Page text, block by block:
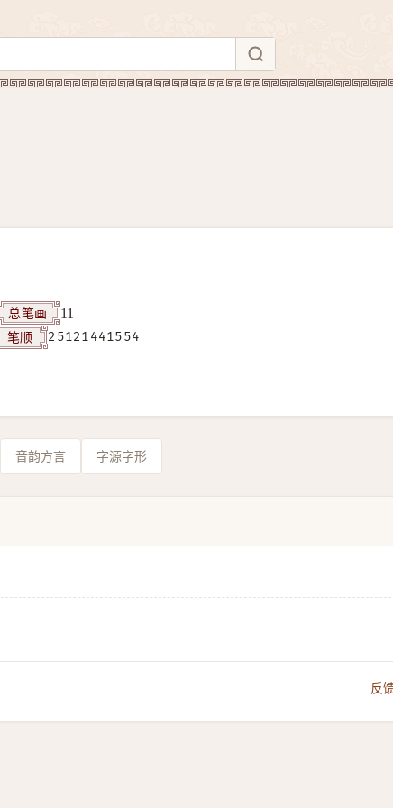
总笔画 11
笔顺 25121441554
音韵方言 字源字形
反